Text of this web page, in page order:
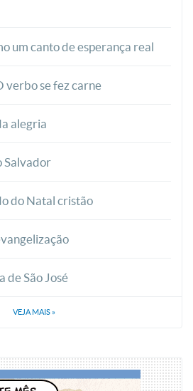
um canto de esperança real
verbo se fez carne
alegria
Salvador
do Natal cristão
de São José
VEJA MAIS »